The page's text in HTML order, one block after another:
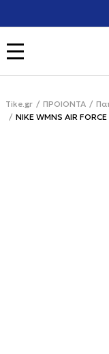
Tike.gr ΠΡΟΙΟΝΤΑ
NIKE WMNS AIR